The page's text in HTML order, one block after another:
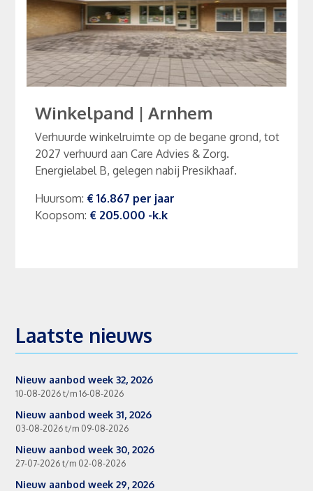
Winkelpand |Arnhem
Verhuurde winkelruimte op de begane grond, tot
2027 verhuurd aan Care Advies & Zorg.
Energielabel B, gelegen nabij Presikhaaf.
Huursom: € 16.867 per jaar
Koopsom: € 205.000 -k.k
Laatste nieuws
Nieuw aanbod week 32, 2026
10-08-2026 t/m 16-08-2026
Nieuw aanbod week 31, 2026
03-08-2026 t/m 09-08-2026
Nieuw aanbod week 30, 2026
27-07-2026 t/m 02-08-2026
Nieuw aanbod week 29, 2026